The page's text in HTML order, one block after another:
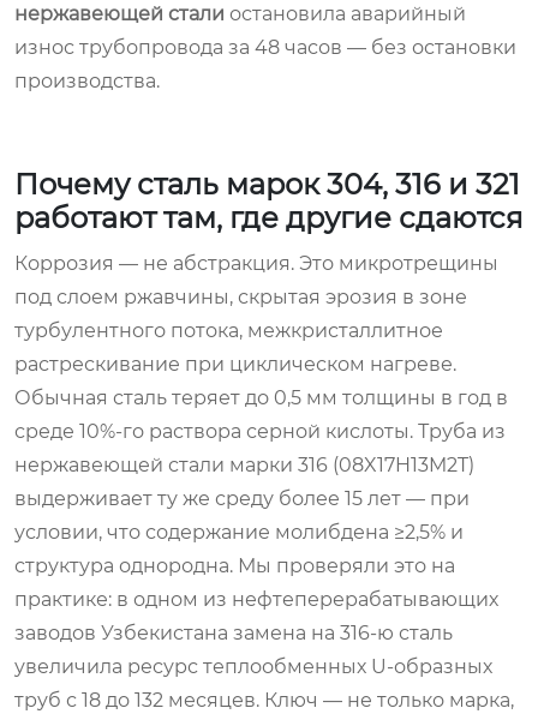
нержавеющей стали остановила аварийный
износ трубопровода за 48 часов — без остановки
производства.
Почему сталь марок 304, 316 и 321
работают там, где другие сдаются
Коррозия — не абстракция. Это микротрещины
под слоем ржавчины, скрытая эрозия в зоне
турбулентного потока, межкристаллитное
растрескивание при циклическом нагреве.
Обычная сталь теряет до 0,5 мм толщины в год в
среде 10%-го раствора серной кислоты. Труба из
нержавеющей стали марки 316 (08X17H13M2T)
выдерживает ту же среду более 15 лет — при
условии, что содержание молибдена ≥2,5% и
структура однородна. Мы проверяли это на
практике: в одном из нефтеперерабатывающих
заводов Узбекистана замена на 316-ю сталь
увеличила ресурс теплообменных U-образных
труб с 18 до 132 месяцев. Ключ — не только марка,